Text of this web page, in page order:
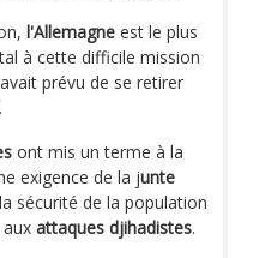
l'Allemagne est le plus
à cette difficile mission
prévu de se retirer
ont mis un terme à la
exigence de la junte
sécurité de la population
attaques djihadistes.